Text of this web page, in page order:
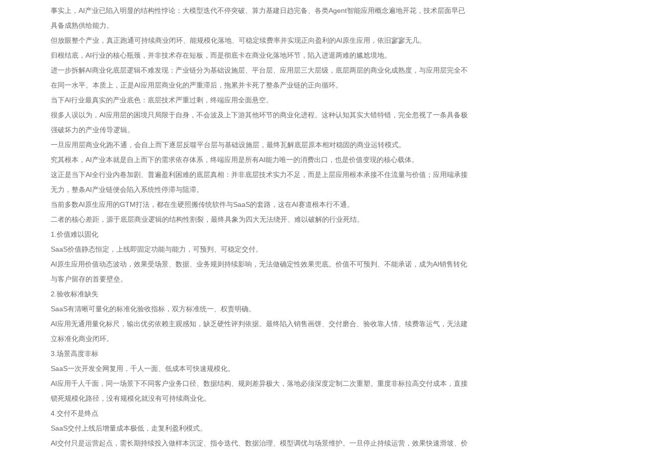
事实上，AI产业已陷入明显的结构性悖论：大模型迭代不停突破、算力基建日趋完备、各类Agent智能应用概念遍地开花，技术层面早已
具备成熟供给能力。
但放眼整个产业，真正跑通可持续商业闭环、能规模化落地、可稳定续费率并实现正向盈利的AI原生应用，依旧寥寥无几。
归根结底，AI行业的核心瓶颈，并非技术存在短板，而是彻底卡在商业化落地环节，陷入进退两难的尴尬境地。
进一步拆解AI商业化底层逻辑不难发现：产业链分为基础设施层、平台层、应用层三大层级，底层两层的商业化成熟度，与应用层完全不
在同一水平。本质上，正是AI应用层商业化的严重滞后，拖累并卡死了整条产业链的正向循环。
当下AI行业最真实的产业底色：底层技术严重过剩，终端应用全面悬空。
很多人误以为，AI应用层的困境只局限于自身，不会波及上下游其他环节的商业化进程。这种认知其实大错特错，完全忽视了一条具备极
强破坏力的产业传导逻辑。
一旦应用层商业化跑不通，会自上而下逐层反噬平台层与基础设施层，最终瓦解底层原本相对稳固的商业运转模式。
究其根本，AI产业本就是自上而下的需求依存体系，终端应用是所有AI能力唯一的消费出口，也是价值变现的核心载体。
这正是当下AI全行业内卷加剧、普遍盈利困难的底层真相：并非底层技术实力不足，而是上层应用根本承接不住流量与价值；应用端承接
无力，整条AI产业链便会陷入系统性停滞与阻滞。
当前多数AI原生应用的GTM打法，都在生硬照搬传统软件与SaaS的套路，这在AI赛道根本行不通。
二者的核心差距，源于底层商业逻辑的结构性割裂，最终具象为四大无法绕开、难以破解的行业死结。
1.价值难以固化
SaaS价值静态恒定，上线即固定功能与能力，可预判、可稳定交付。
AI原生应用价值动态波动，效果受场景、数据、业务规则持续影响，无法做确定性效果兜底。价值不可预判、不能承诺，成为AI销售转化
与客户留存的首要壁垒。
2.验收标准缺失
SaaS有清晰可量化的标准化验收指标，双方标准统一、权责明确。
AI应用无通用量化标尺，输出优劣依赖主观感知，缺乏硬性评判依据。最终陷入销售画饼、交付磨合、验收靠人情、续费靠运气，无法建
立标准化商业闭环。
3.场景高度非标
SaaS一次开发全网复用，千人一面、低成本可快速规模化。
AI应用千人千面，同一场景下不同客户业务口径、数据结构、规则差异极大，落地必须深度定制二次重塑。重度非标拉高交付成本，直接
锁死规模化路径，没有规模化就没有可持续商业化。
4.交付不是终点
SaaS交付上线后增量成本极低，走复利盈利模式。
AI交付只是运营起点，需长期持续投入做样本沉淀、指令迭代、数据治理、模型调优与场景维护。一旦停止持续运营，效果快速滑坡、价